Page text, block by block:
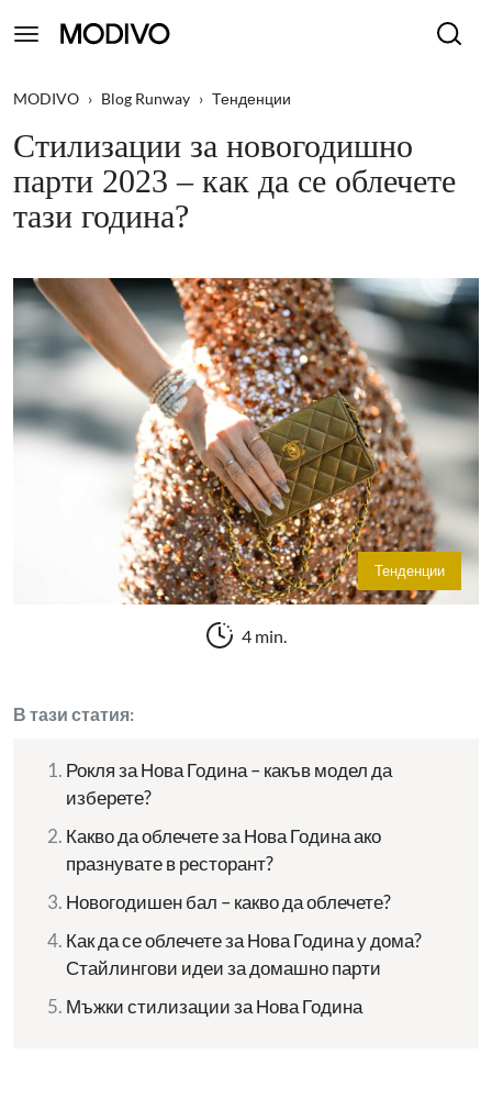
MODIVO › Blog Runway › Тенденции
Стилизации за новогодишно
парти 2023 – как да се облечете
тази година?
Тенденции
4 min.
В тази статия:
Рокля за Нова Година – какъв модел да
изберете?
Какво да облечете за Нова Година ако
празнувате в ресторант?
Новогодишен бал – какво да облечете?
Как да се облечете за Нова Година у дома?
Стайлингови идеи за домашно парти
Мъжки стилизации за Нова Година